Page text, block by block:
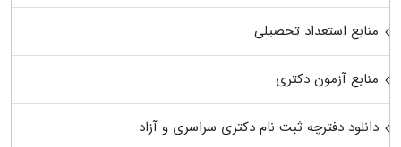
منابع استعداد تحصیلی
منابع آزمون دکتری
دانلود دفترچه ثبت نام دکتری سراسری و آزاد